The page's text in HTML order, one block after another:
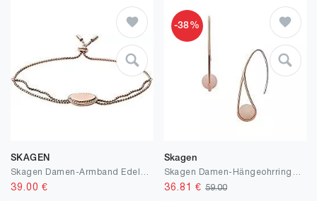
SKAGEN
39.00 €
-38%
Skagen
36.81 € 59.00